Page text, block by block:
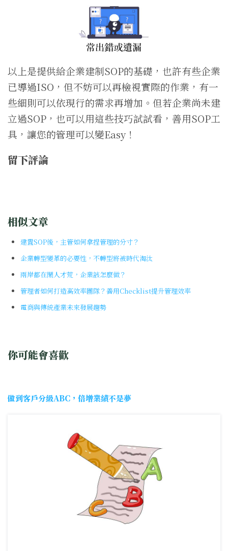
以上是提供給企業建制SOP的基礎，也許有些企業
已導過ISO，但不妨可以再檢視實際的作業，有一
些細則可以依現行的需求再增加。但若企業尚未建
立過SOP，也可以用這些技巧試試看，善用SOP工
具，讓您的管理可以變Easy！
留下評論
相似文章
建置SOP後，主管如何拿捏管理的分寸？
企業轉型變革的必要性，不轉型將被時代淘汰
兩岸都在鬧人才荒，企業該怎麼做？
管理者如何打造高效率團隊？善用Checklist提升管理效率
電商與傳統產業未來發展趨勢
你可能會喜歡
做到客戶分級ABC，倍增業績不是夢